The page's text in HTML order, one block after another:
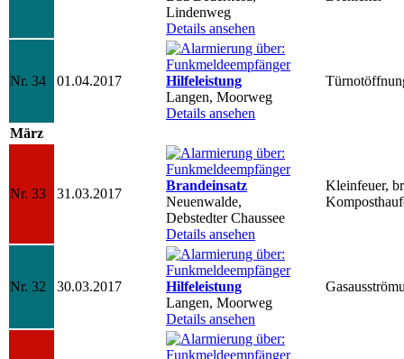
Lindenweg
Details ansehen
Nr. 34 01.04.2017
Hilfeleistung
Langen, Moorweg
Details ansehen
März
Nr. 33 31.03.2017
Brandeinsatz
Neuenwalde,
Debstedter Chaussee
Details ansehen
Kleinfeuer,
Nr. 32 30.03.2017
Hilfeleistung
Langen, Moorweg
Details ansehen